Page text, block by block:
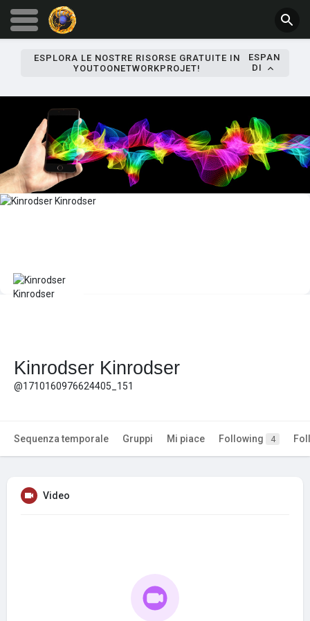
ESPLORA LE NOSTRE RISORSE GRATUITE IN
YOUTOONETWORKPROJET!
ESPAN
DI
Kinrodser Kinrodser
@1710160976624405_151
Sequenza temporale Gruppi Mi piace Following 4
Video